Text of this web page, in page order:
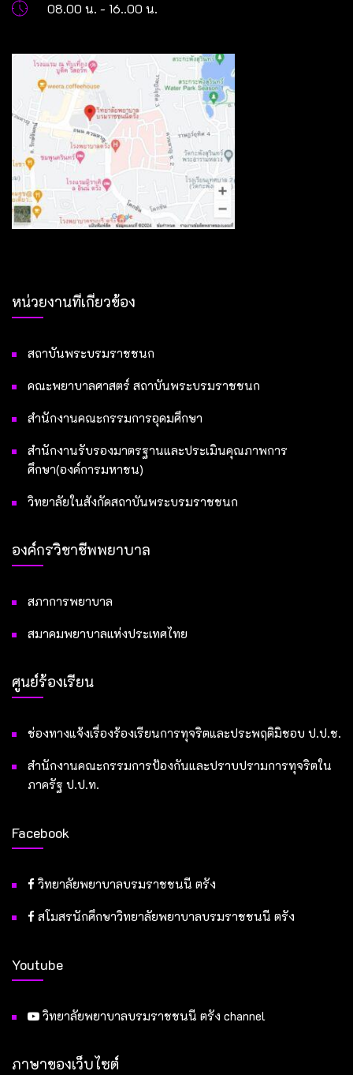
08.00 น. - 16..00 น.
หน่วยงานที่เกี่ยวข้อง
สถาบันพระบรมราชชนก
คณะพยาบาลศาสตร์ สถาบันพระบรมราชชนก
สำนักงานคณะกรรมการอุดมศึกษา
สำนักงานรับรองมาตรฐานและประเมินคุณภาพการ
ศึกษา(องค์การมหาชน)
วิทยาลัยในสังกัดสถาบันพระบรมราชชนก
องค์กรวิชาชีพพยาบาล
สภาการพยาบาล
สมาคมพยาบาลแห่งประเทศไทย
ศูนย์ร้องเรียน
ช่องทางแจ้งเรื่องร้องเรียนการทุจริตและประพฤติมิชอบ ป.ป.ช.
สำนักงานคณะกรรมการป้องกันและปราบปรามการทุจริตใน
ภาครัฐ ป.ป.ท.
Facebook
วิทยาลัยพยาบาลบรมราชชนนี ตรัง
สโมสรนักศึกษาวิทยาลัยพยาบาลบรมราชชนนี ตรัง
Youtube
วิทยาลัยพยาบาลบรมราชชนนี ตรัง channel
ภาษาของเว็บไซต์